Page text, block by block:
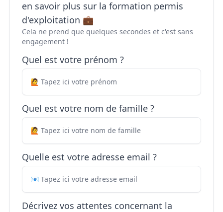
en savoir plus sur la formation permis
d'exploitation 💼
Cela ne prend que quelques secondes et c'est sans
engagement !
Quel est votre prénom ?
Quel est votre nom de famille ?
Quelle est votre adresse email ?
Décrivez vos attentes concernant la